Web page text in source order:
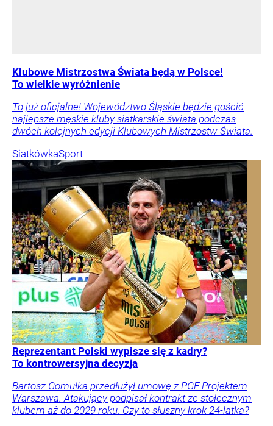
Klubowe Mistrzostwa Świata będą w Polsce!
To wielkie wyróżnienie
To już oficjalne! Województwo Śląskie będzie gościć
najlepsze męskie kluby siatkarskie świata podczas
dwóch kolejnych edycji Klubowych Mistrzostw Świata.
SiatkówkaSport
Reprezentant Polski wypisze się z kadry?
To kontrowersyjna decyzja
Bartosz Gomułka przedłużył umowę z PGE Projektem
Warszawa. Atakujący podpisał kontrakt ze stołecznym
klubem aż do 2029 roku. Czy to słuszny krok 24-latka?